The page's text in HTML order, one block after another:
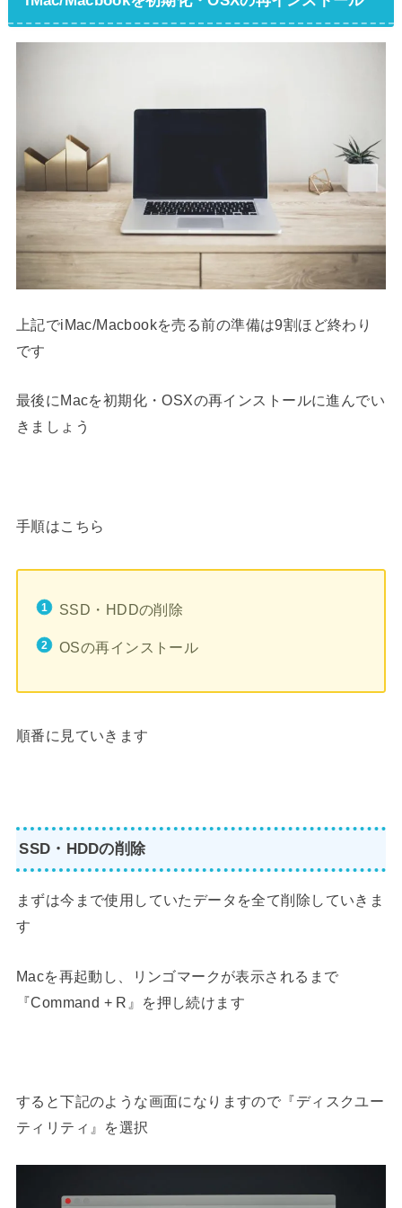
上記でiMac/Macbookを売る前の準備は9割ほど終わり
です
最後にMacを初期化・OSXの再インストールに進んでい
きましょう
手順はこちら
SSD・HDDの削除
OSの再インストール
順番に見ていきます
SSD・HDDの削除
まずは今まで使用していたデータを全て削除していきま
す
Macを再起動し、リンゴマークが表示されるまで
『Command + R』を押し続けます
すると下記のような画面になりますので『ディスクユー
ティリティ』を選択